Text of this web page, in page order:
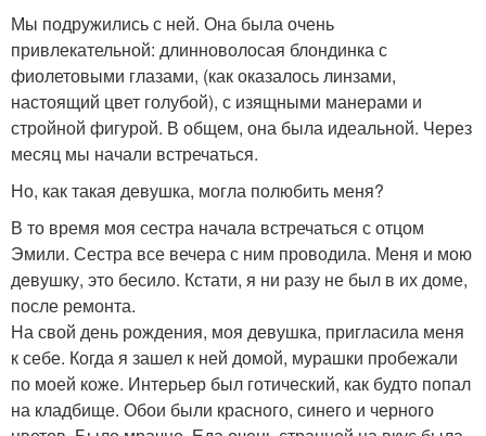
Мы подружились с ней. Она была очень
привлекательной: длинноволосая блондинка с
фиолетовыми глазами, (как оказалось линзами,
настоящий цвет голубой), с изящными манерами и
стройной фигурой. В общем, она была идеальной. Через
месяц мы начали встречаться.
Но, как такая девушка, могла полюбить меня?
В то время моя сестра начала встречаться с отцом
Эмили. Сестра все вечера с ним проводила. Меня и мою
девушку, это бесило. Кстати, я ни разу не был в их доме,
после ремонта.
На свой день рождения, моя девушка, пригласила меня
к себе. Когда я зашел к ней домой, мурашки пробежали
по моей коже. Интерьер был готический, как будто попал
на кладбище. Обои были красного, синего и черного